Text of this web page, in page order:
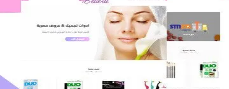
اعادة تصميم متجر فوربليزا
التفاصيل